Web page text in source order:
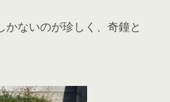
ないのが珍しく、奇鐘と